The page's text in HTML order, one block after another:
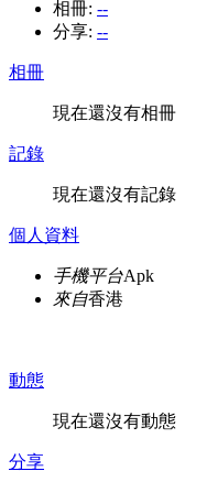
相冊: --
分享: --
相冊
現在還沒有相冊
記錄
現在還沒有記錄
個人資料
手機平台Apk
來自香港
動態
現在還沒有動態
分享